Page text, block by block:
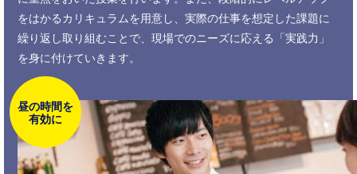
をはかるカリキュラムを用意し、実際の仕事を想定した課題に
繰り返し取り組むことで、現場でのニーズに応える「実践力」
を身に付けていきます。
昼の時間を
有効に